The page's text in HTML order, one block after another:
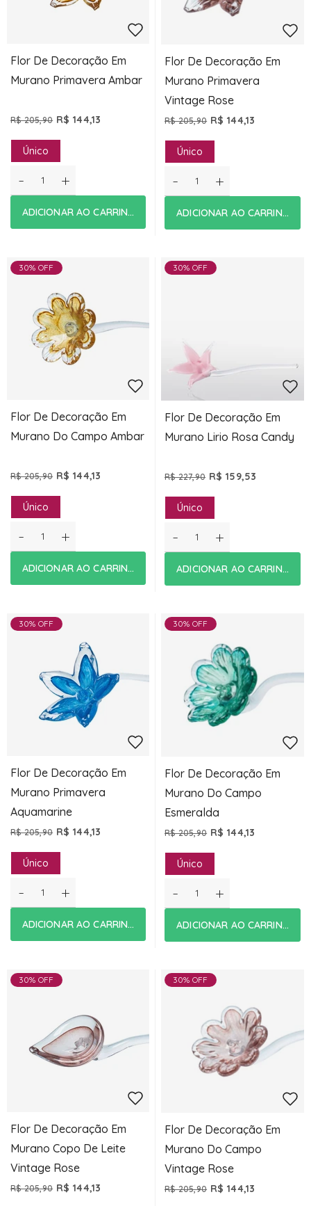
Flor De Decoração Em
Murano Primavera Ambar
R$ 205,90 R$ 144,13
Único
- +
ADICIONAR AO CARRINHO
Flor De Decoração Em
Murano Primavera
Vintage Rose
R$ 205,90 R$ 144,13
Único
- +
ADICIONAR AO CARRINHO
30% OFF
Flor De Decoração Em
Murano Do Campo Ambar
R$ 205,90 R$ 144,13
Único
- +
ADICIONAR AO CARRINHO
30% OFF
Flor De Decoração Em
Murano Lirio Rosa Candy
R$ 227,90 R$ 159,53
Único
- +
ADICIONAR AO CARRINHO
30% OFF
Flor De Decoração Em
Murano Primavera
Aquamarine
R$ 205,90 R$ 144,13
Único
- +
ADICIONAR AO CARRINHO
30% OFF
Flor De Decoração Em
Murano Do Campo
Esmeralda
R$ 205,90 R$ 144,13
Único
- +
ADICIONAR AO CARRINHO
30% OFF
Flor De Decoração Em
Murano Copo De Leite
Vintage Rose
R$ 205,90 R$ 144,13
30% OFF
Flor De Decoração Em
Murano Do Campo
Vintage Rose
R$ 205,90 R$ 144,13